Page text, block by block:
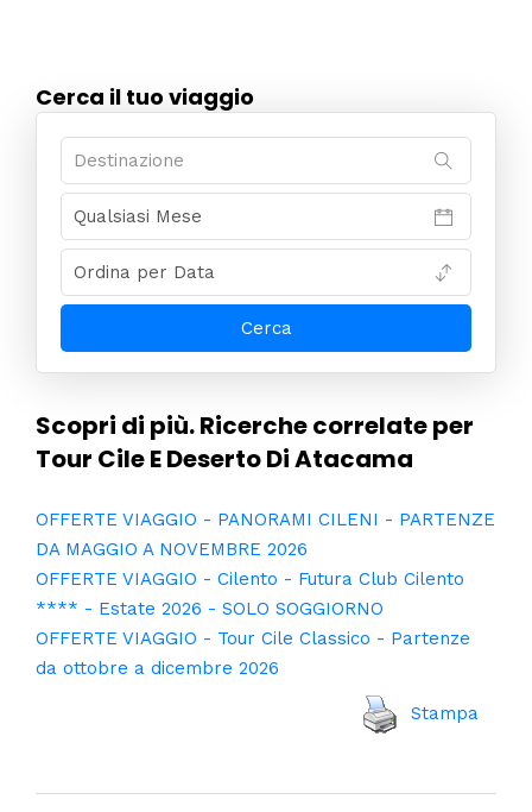
Cerca il tuo viaggio
Scopri di più. Ricerche correlate per
Tour Cile E Deserto Di Atacama
OFFERTE VIAGGIO - PANORAMI CILENI - PARTENZE
DA MAGGIO A NOVEMBRE 2026
OFFERTE VIAGGIO - Cilento - Futura Club Cilento
**** - Estate 2026 - SOLO SOGGIORNO
OFFERTE VIAGGIO - Tour Cile Classico - Partenze
da ottobre a dicembre 2026
Stampa